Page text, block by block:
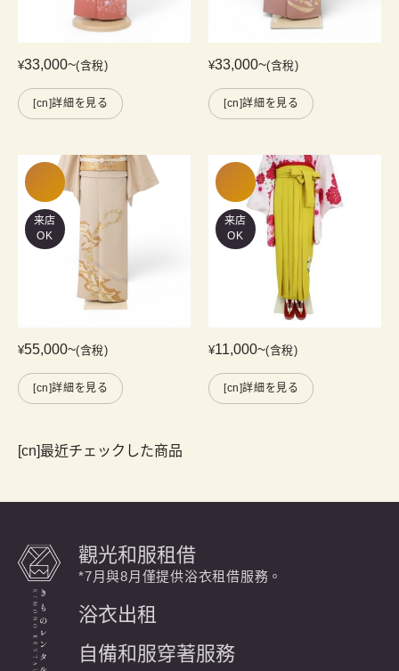
¥33,000~(含稅)
[cn]詳細を見る
¥33,000~(含稅)
[cn]詳細を見る
来店
OK
¥55,000~(含稅)
[cn]詳細を見る
来店
OK
¥11,000~(含稅)
[cn]詳細を見る
[cn]最近チェックした商品
觀光和服租借
*7月與8月僅提供浴衣租借服務。
浴衣出租
自備和服穿著服務